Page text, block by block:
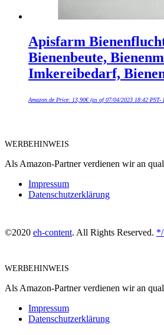
Apisfarm
Bienenbeute,
Imkereibedarf,
Amazon.de Price: 13,90€(as of 07/04/2023 18:42 PST-
WERBEHINWEIS
Als Amazon-Partner verdienen wir an
Impressum
Datenschutzerklärung
©2020 eh-content. All Rights Reserved.
WERBEHINWEIS
Als Amazon-Partner verdienen wir an
Impressum
Datenschutzerklärung